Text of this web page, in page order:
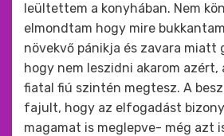
leültettem a konyhában. Nem
elmondtam hogy mire
növekvő pánikja és zavara miatt
hogy nem leszidni akarom azért,
fiatal fiú szintén megtesz. A
fajult, hogy az elfogadást
magamat is meglepve- még azt